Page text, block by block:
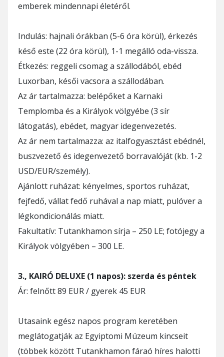
emberek mindennapi életéről.
Indulás: hajnali órákban (5-6 óra körül), érkezés
késő este (22 óra körül), 1-1 megálló oda-vissza.
Étkezés: reggeli csomag a szállodából, ebéd
Luxorban, késői vacsora a szállodában.
Az ár tartalmazza: belépőket a Karnaki
Templomba és a Királyok völgyébe (3 sír
látogatás), ebédet, magyar idegenvezetés.
Az ár nem tartalmazza: az italfogyasztást ebédnél,
buszvezető és idegenvezető borravalóját (kb. 1-2
USD/EUR/személy).
Ajánlott ruházat: kényelmes, sportos ruházat,
fejfedő, vállat fedő ruhával a nap miatt, pulóver a
légkondicionálás miatt.
Fakultatív: Tutankhamon sírja – 250 LE; fotójegy a
Királyok völgyében – 300 LE.
3., KAIRÓ DELUXE (1 napos): szerda és péntek
Ár: felnőtt 89 EUR / gyerek 45 EUR
Utasaink egész napos program keretében
meglátogatják az Egyiptomi Múzeum kincseit
(többek között Tutankhamon fáraó híres halotti